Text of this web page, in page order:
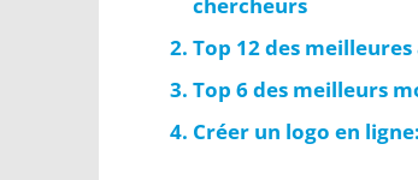
Top 12 des
Top 6 des meilleurs
Créer un logo en